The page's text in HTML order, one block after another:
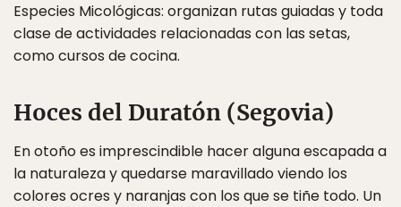
Especies Micológicas: organizan rutas guiadas y toda
clase de actividades relacionadas con las setas,
como cursos de cocina.
Hoces del Duratón (Segovia)
En otoño es imprescindible hacer alguna escapada a
la naturaleza y quedarse maravillado viendo los
colores ocres y naranjas con los que se tiñe todo. Un